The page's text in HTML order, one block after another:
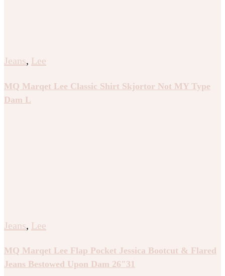
Jeans, Lee
MQ Marqet Lee Classic Shirt Skjortor Not MY Type
Dam L
Jeans, Lee
MQ Marqet Lee Flap Pocket Jessica Bootcut & Flared
Jeans Bestowed Upon Dam 26″31